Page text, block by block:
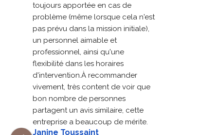
toujours apportée en cas de
problème (même lorsque cela n'est
pas prévu dans la mission initiale),
un personnel aimable et
professionnel, ainsi qu'une
flexibilité dans les horaires
d'intervention.À recommander
vivement, très content de voir que
bon nombre de personnes
partagent un avis similaire, cette
entreprise a beaucoup de mérite.
Janine Toussaint